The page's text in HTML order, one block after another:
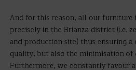
And for this reason, all our furniture
precisely in the Brianza district (i.e.
and production site) thus ensuring
quality, but also the minimisation of
Furthermore, we constantly favour